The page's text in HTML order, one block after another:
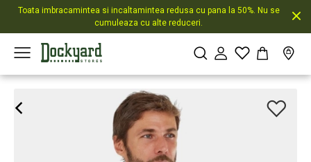
Toata imbracamintea si incaltamintea redusa cu pana la 50%. Nu se
cumuleaza cu alte reduceri.